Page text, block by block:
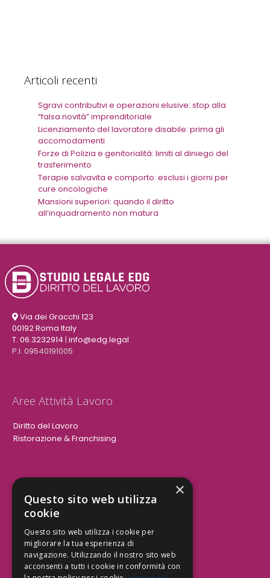
Articoli recenti
Sgravi contributivi e operazioni elusive: stop alla
“falsa novità” imprenditoriale
Licenziamento del lavoratore disabile: prima gli
accomodamenti
Forze di Polizia e genitorialità: limiti al diniego del
trasferimento
Terapie salvavita e comporto: esclusi i giorni per
cure oncologiche
Mansioni superiori: quando il diritto
all’inquadramento non matura
Via dei Gracchi 123
00192 Roma Italy
T. 06.3232914 | info@edg.legal
P.I. 09540191005
Aree Attività Lavoro
Diritto del Lavoro
Ristorazione & Franchising
Aree Attività Civile
Tutele del Credito
Responsabilità Civile
Contrattualistica
×
Questo sito web utilizza
cookie
Questo sito web utilizza i cookie per
migliorare la tua esperienza di
navigazione. Utilizzando il nostro sito web
acconsenti a tutti i cookie in conformità con